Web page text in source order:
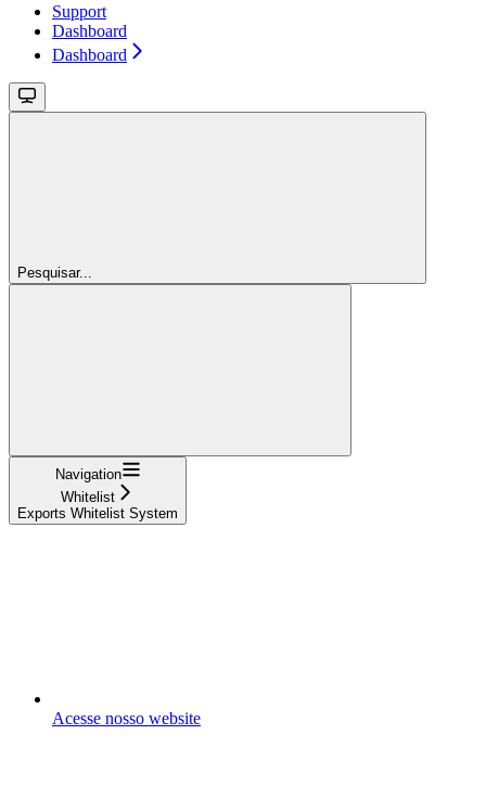
Support
Dashboard
Dashboard
Pesquisar...
Navigation
Whitelist
Exports Whitelist System
Acesse nosso website